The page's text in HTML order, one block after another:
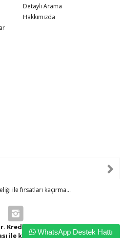
Detaylı Arama
Hakkımızda
ile fırsatları kaçırma...
Kredi kartı bilgileriniz 256bit
ile korunmaktadır.
WhatsApp Destek Hattı